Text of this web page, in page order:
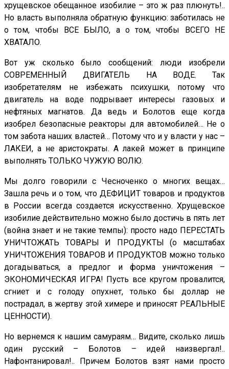
хрущевское обещанное изобилие – это ж раз плюнуть!..
Но власть выполняла обратную функцию: заботилась не
о том, чтобы ВСЕ БЫЛО, а о том, чтобы ВСЕГО НЕ
ХВАТАЛО.
Вот уж сколько было сообщений: люди изобрели
СОВРЕМЕННЫЙ ДВИГАТЕЛЬ НА ВОДЕ. Так
изобретателям не избежать психушки, потому что
двигатель на воде подрывает интересы газовых и
нефтяных магнатов. Да ведь и Болотов еще когда
изобрел безопасные реакторы для автомобилей… Не о
том забота наших властей… Потому что и у власти у нас –
ЛАКЕИ, а не аристократы. А лакей может в принципе
выполнять ТОЛЬКО ЧУЖУЮ ВОЛЮ.
Мы долго говорили с Чесноченко о многих вещах…
Зашла речь и о том, что ДЕФИЦИТ товаров и продуктов
в России всегда создается искусственно. Хрущевское
изобилие действительно можно было достичь в пять лет
(война знает и не такие темпы): просто надо ПЕРЕСТАТЬ
УНИЧТОЖАТЬ ТОВАРЫ И ПРОДУКТЫ (о масштабах
УНИЧТОЖЕНИЯ ТОВАРОВ И ПРОДУКТОВ можно только
догадываться, а предлог и форма уничтожения –
ЭКОНОМИЧЕСКАЯ ИГРА! Пусть все кругом провалится,
сгниет и с голоду опухнет, только бы доллар не
пострадал, в жертву этой химере и приносят РЕАЛЬНЫЕ
ЦЕННОСТИ).
Но вернемся к нашим самураям… Видите, сколько лишь
один русский – Болотов – идей наизвергал!..
Нафонтанировал!.. Причем Болотов взят нами просто